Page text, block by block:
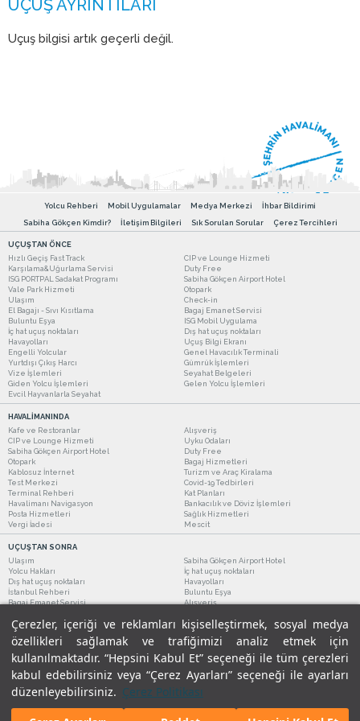
Çerezler, içeriği ve reklamları kişiselleştirmek, sosyal medya
özellikleri sağlamak ve trafiğimizi analiz etmek için
kullanılmaktadır. “Hepsini Kabul Et” seçeneği ile tüm çerezleri
kabul edebilirsiniz veya “Çerez Ayarları” seçeneği ile ayarları
düzenleyebilirsiniz. Çerez Politikası
Uçuş bilgisi artık geçerli değil.
Yolcu Rehberi Mobil Uygulamalar Medya Merkezi
İhbar Bildirimi
Sabiha Gökçen Kimdir?
İletişim Bilgileri Sık Sorulan Sorular Çerez Tercihleri
UÇUŞTAN ÖNCE
Hızlı Geçiş Fast Track
CIP ve Lounge Hizmeti
Karşılama&Uğurlama Servisi
Duty Free
ISG PORTPAL Sadakat Programı
Sabiha Gökçen Airport Hotel
Vale Park Hizmeti
Otopark
Ulaşım
Check-in
El Bagajı - Sıvı Kısıtlama
Bagaj Emanet Servisi
Buluntu Eşya
ISG Mobil Uygulama
İç hat uçuş noktaları
Dış hat uçuş noktaları
Havayolları
Uçuş Bilgi Ekranı
Engelli Yolcular
Genel Havacılık Terminali
Yurtdışı Çıkış Harcı
Gümrük İşlemleri
Vize İşlemleri
Seyahat Belgeleri
Giden Yolcu İşlemleri
Gelen Yolcu İşlemleri
Evcil Hayvanlarla Seyahat
HAVALİMANINDA
Kafe ve Restoranlar
Alışveriş
CIP ve Lounge Hizmeti
Uyku Odaları
Sabiha Gökçen Airport Hotel
Duty Free
Otopark
Bagaj Hizmetleri
Kablosuz İnternet
Turizm ve Araç Kiralama
Test Merkezi
Covid-19 Tedbirleri
Terminal Rehberi
Kat Planları
Havalimanı Navigasyon
Bankacılık ve Döviz İşlemleri
Posta Hizmetleri
Sağlık Hizmetleri
Vergi İadesi
Mescit
UÇUŞTAN SONRA
Ulaşım
Sabiha Gökçen Airport Hotel
Yolcu Hakları
İç hat uçuş noktaları
Dış hat uçuş noktaları
Havayolları
İstanbul Rehberi
Buluntu Eşya
Bagaj Emanet Servisi
Alışveriş